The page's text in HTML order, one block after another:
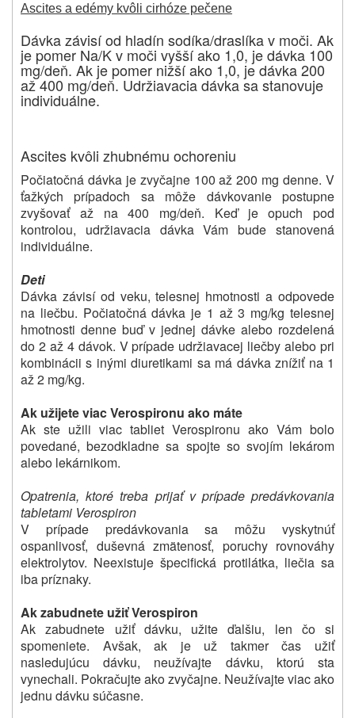
Ascites a edémy kvôli cirhóze pečene
Dávka závisí od hladín sodíka/draslíka v moči. Ak
je pomer Na/K v moči vyšší ako 1,0, je dávka 100
mg/deň. Ak je pomer nižší ako 1,0, je dávka 200
až 400 mg/deň. Udržiavacia dávka sa stanovuje
individuálne.
Ascites kvôli zhubnému ochoreniu
Počiatočná dávka je zvyčajne 100 až 200 mg denne. V
ťažkých prípadoch sa môže dávkovanie postupne
zvyšovať až na 400 mg/deň. Keď je opuch pod
kontrolou, udržiavacia dávka Vám bude stanovená
individuálne.
Deti
Dávka závisí od veku, telesnej hmotnosti a odpovede
na liečbu. Počiatočná dávka je 1 až 3 mg/kg telesnej
hmotnosti denne buď v jednej dávke alebo rozdelená
do 2 až 4 dávok. V prípade udržiavacej liečby alebo pri
kombinácii s inými diuretikami sa má dávka znížiť na 1
až 2 mg/kg.
Ak užijete viac Verospironu ako máte
Ak ste užili viac tabliet Verospironu ako Vám bolo
povedané, bezodkladne sa spojte so svojím lekárom
alebo lekárnikom.
Opatrenia, ktoré treba prijať v prípade predávkovania
tabletami Verospiron
V prípade predávkovania sa môžu vyskytnúť
ospanlivosť, duševná zmätenosť, poruchy rovnováhy
elektrolytov. Neexistuje špecifická protilátka, liečia sa
iba príznaky.
Ak zabudnete užiť Verospiron
Ak zabudnete užiť dávku, užite ďalšiu, len čo si
spomeniete. Avšak, ak je už takmer čas užiť
nasledujúcu dávku, neužívajte dávku, ktorú sta
vynechali. Pokračujte ako zvyčajne. Neužívajte viac ako
jednu dávku súčasne.